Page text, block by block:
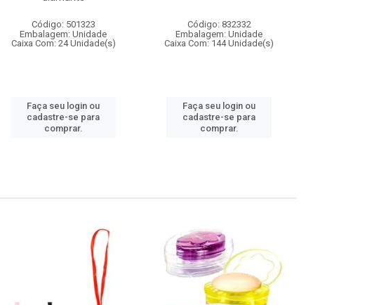
Código: 501323
Embalagem: Unidade
Caixa Com: 24 Unidade(s)
Faça seu login ou
cadastre-se para
comprar.
Código: 832332
Embalagem: Unidade
Caixa Com: 144 Unidade(s)
Faça seu login ou
cadastre-se para
comprar.